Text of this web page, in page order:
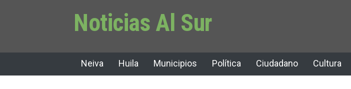
Noticias Al Sur
Neiva Huila Municipios Política Ciudadano Cultura